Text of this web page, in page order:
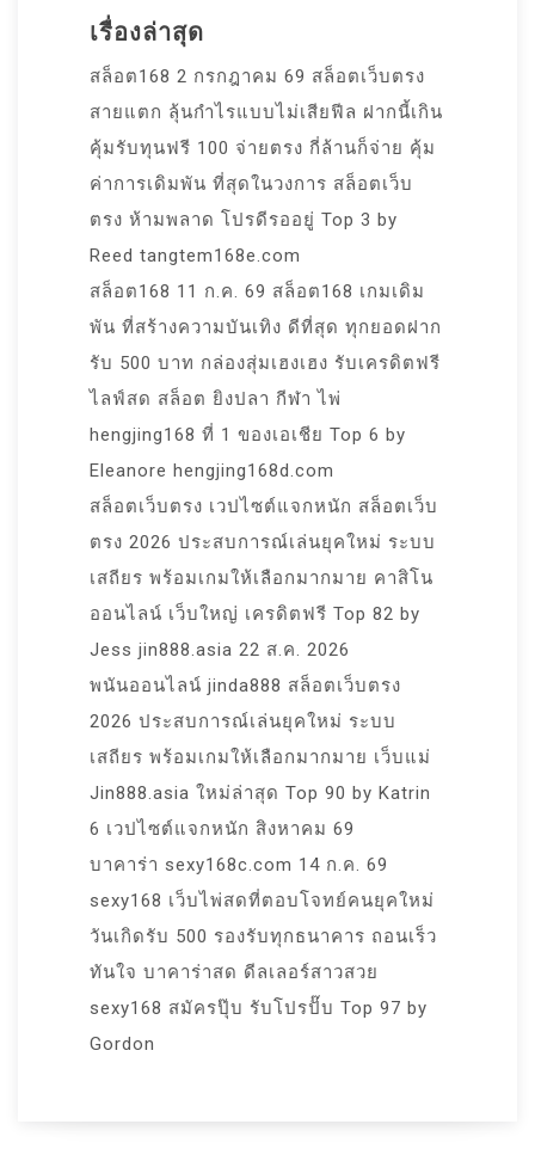
เรื่องล่าสุด
สล็อต168 2 กรกฎาคม 69 สล็อตเว็บตรง
สายแตก ลุ้นกำไรแบบไม่เสียฟีล ฝากนี้เกิน
คุ้มรับทุนฟรี 100 จ่ายตรง กี่ล้านก็จ่าย คุ้ม
ค่าการเดิมพัน ที่สุดในวงการ สล็อตเว็บ
ตรง ห้ามพลาด โปรดีรออยู่ Top 3 by
Reed tangtem168e.com
สล็อต168 11 ก.ค. 69 สล็อต168 เกมเดิม
พัน ที่สร้างความบันเทิง ดีที่สุด ทุกยอดฝาก
รับ 500 บาท กล่องสุ่มเฮงเฮง รับเครดิตฟรี
ไลฟ์สด สล็อต ยิงปลา กีฬา ไพ่
hengjing168 ที่ 1 ของเอเชีย Top 6 by
Eleanore hengjing168d.com
สล็อตเว็บตรง เวปไซต์แจกหนัก สล็อตเว็บ
ตรง 2026 ประสบการณ์เล่นยุคใหม่ ระบบ
เสถียร พร้อมเกมให้เลือกมากมาย คาสิโน
ออนไลน์ เว็บใหญ่ เครดิตฟรี Top 82 by
Jess jin888.asia 22 ส.ค. 2026
พนันออนไลน์ jinda888 สล็อตเว็บตรง
2026 ประสบการณ์เล่นยุคใหม่ ระบบ
เสถียร พร้อมเกมให้เลือกมากมาย เว็บแม่
Jin888.asia ใหม่ล่าสุด Top 90 by Katrin
6 เวปไซต์แจกหนัก สิงหาคม 69
บาคาร่า sexy168c.com 14 ก.ค. 69
sexy168 เว็บไพ่สดที่ตอบโจทย์คนยุคใหม่
วันเกิดรับ 500 รองรับทุกธนาคาร ถอนเร็ว
ทันใจ บาคาร่าสด ดีลเลอร์สาวสวย
sexy168 สมัครปุ๊บ รับโปรปั๊บ Top 97 by
Gordon